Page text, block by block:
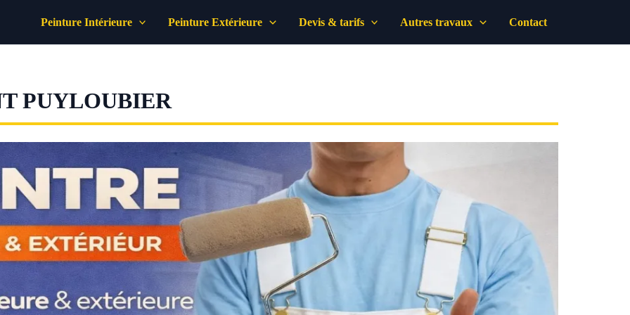
Peinture Intérieure Peinture Extérieure Devis & tarifs Autres travaux Contact
PUYLOUBIER